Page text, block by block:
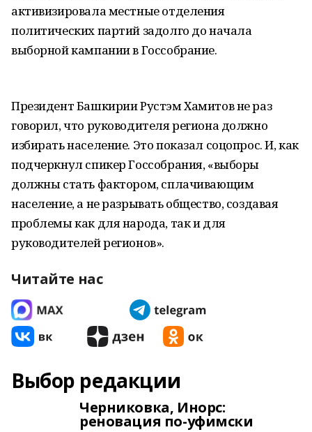
активизировала местные отделения
политических партий задолго до начала
выборной кампании в Госсобрание.
Президент Башкирии Рустэм Хамитов не раз
говорил, что руководителя региона должно
избирать население. Это показал соцопрос. И, как
подчеркнул спикер Госсобрания, «выборы
должны стать фактором, сплачивающим
население, а не разрывать общество, создавая
проблемы как для народа, так и для
руководителей регионов».
Читайте нас
Выбор редакции
Черниковка, Инорс:
реновация по-уфимски